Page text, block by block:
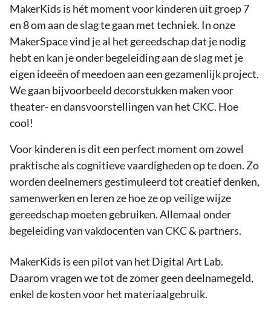
MakerKids is hét moment voor kinderen uit groep 7
en 8 om aan de slag te gaan met techniek. In onze
MakerSpace vind je al het gereedschap dat je nodig
hebt en kan je onder begeleiding aan de slag met je
eigen ideeën of meedoen aan een gezamenlijk project.
We gaan bijvoorbeeld decorstukken maken voor
theater- en dansvoorstellingen van het CKC. Hoe
cool!
Voor kinderen is dit een perfect moment om zowel
praktische als cognitieve vaardigheden op te doen. Zo
worden deelnemers gestimuleerd tot creatief denken,
samenwerken en leren ze hoe ze op veilige wijze
gereedschap moeten gebruiken. Allemaal onder
begeleiding van vakdocenten van CKC & partners.
MakerKids is een pilot van het Digital Art Lab.
Daarom vragen we tot de zomer geen deelnamegeld,
enkel de kosten voor het materiaalgebruik.